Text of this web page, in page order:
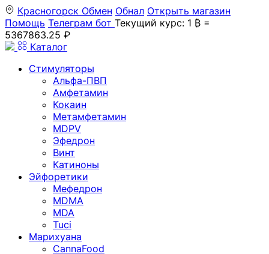
Красногорск Обмен Обнал Открыть магазин
Помощь Телеграм бот Текущий курс: 1 ₿ =
5367863.25 ₽
Каталог
Стимуляторы
Альфа-ПВП
Амфетамин
Кокаин
Метамфетамин
MDPV
Эфедрон
Винт
Катиноны
Эйфоретики
Мефедрон
MDMA
MDA
Tuci
Марихуана
CannaFood